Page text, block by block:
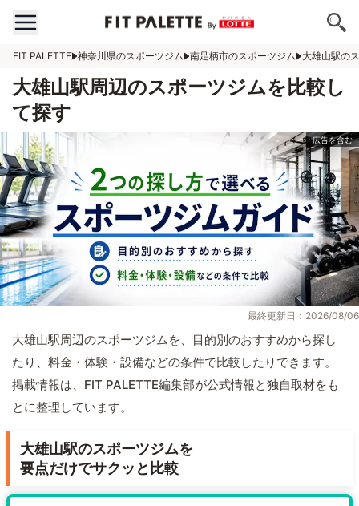
FIT PALETTE 神奈川県のスポーツジム 南足柄市のスポーツジム 大雄山駅の
大雄山駅周辺のスポーツジムを比較し
て探す
最終更新日：2026/08/06
大雄山駅周辺のスポーツジムを、目的別のおすすめから探し
たり、料金・体験・設備などの条件で比較したりできます。
掲載情報は、FIT PALETTE編集部が公式情報と独自取材をも
とに整理しています。
大雄山駅のスポーツジムを
要点だけでサクッと比較